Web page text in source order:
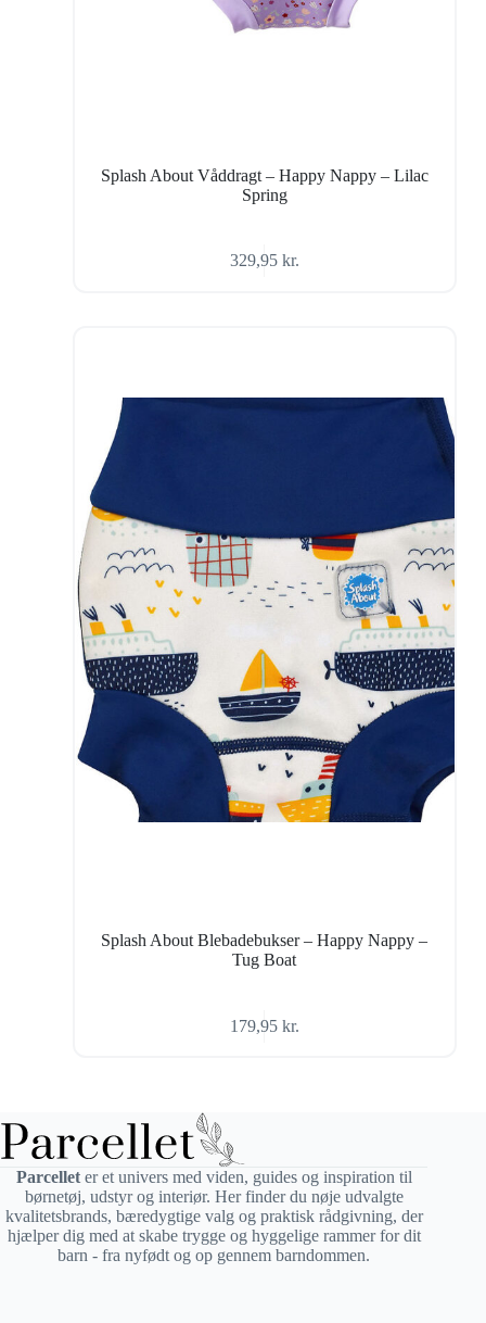
Splash About Våddragt – Happy Nappy – Lilac
Spring
329,95 kr.
Splash About Blebadebukser – Happy Nappy –
Tug Boat
179,95 kr.
Parcelleter et univers med viden, guides og inspiration til
børnetøj, udstyr og interiør. Her finder du nøje udvalgte
kvalitetsbrands, bæredygtige valg og praktisk rådgivning, der
hjælper dig med at skabe trygge og hyggelige rammer for dit
barn - fra nyfødt og op gennem barndommen.